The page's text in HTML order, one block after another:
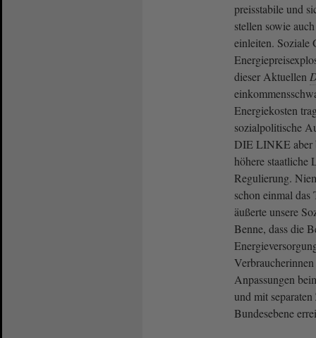
preisstabile und
stellen sowie
einleiten. Soziale
dieser Aktuellen
Energiekosten
sozialpolitische
DIE LINKE aber
höhere staatliche
Regulierung.
schon einmal das
äußerte unsere
Benne, dass die
Anpassungen
und mit
Bundesebene